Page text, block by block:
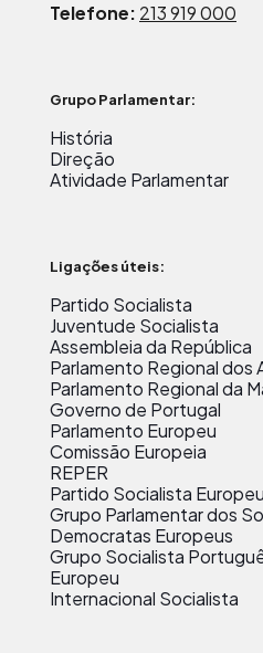
Telefone: 213 919 000
Grupo Parlamentar:
História
Direção
Atividade Parlamentar
Ligações úteis:
Partido Socialista
Juventude Socialista
Assembleia da República
Parlamento Regional dos
Parlamento Regional da
Governo de Portugal
Parlamento Europeu
Comissão Europeia
REPER
Partido Socialista Europeu
Grupo Parlamentar dos
Democratas Europeus
Grupo Socialista
Europeu
Internacional Socialista